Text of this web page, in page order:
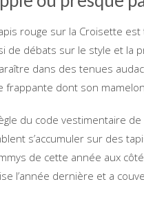
rouge sur la Croisette
de débats sur le style et la
dans des tenues
frappante dont son
du code vestimentaire
s’accumuler sur des
de cette année aux
l’année dernière et a